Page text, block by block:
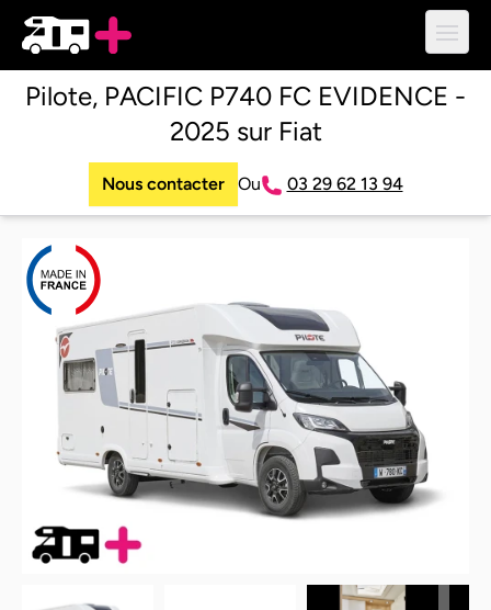
Pilote, PACIFIC P740 FC EVIDENCE -
2025 sur Fiat
Nous contacter Ou 03 29 62 13 94